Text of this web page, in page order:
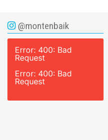
@montenbaik
Error: 400: Bad
Request
Error: 400: Bad
Request